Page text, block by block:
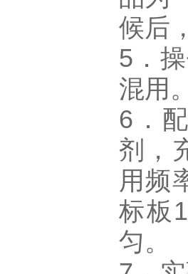
候后
5．
混用
6．
剂，
用频
标板
匀。